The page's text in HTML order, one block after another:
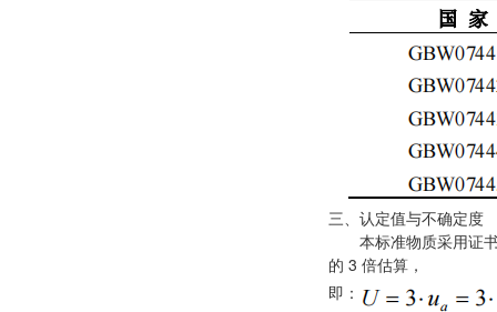
三、认定值与不确定度
本标准物质采用证书
的 3 倍估算，
即：